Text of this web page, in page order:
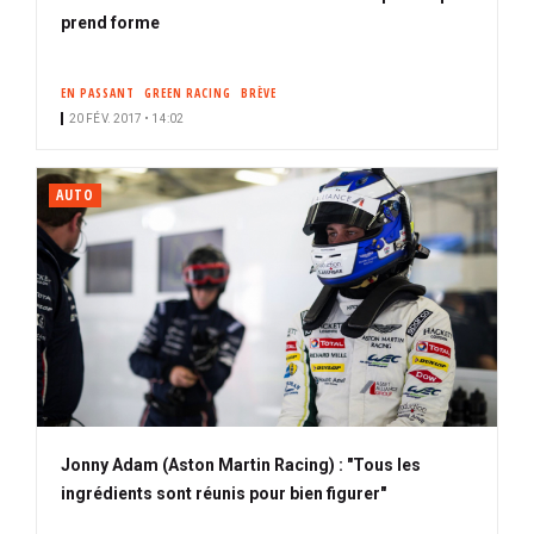
prend forme
EN PASSANT GREEN RACING BRÈVE
20 FÉV. 2017 • 14:02
AUTO
Jonny Adam (Aston Martin Racing) : "Tous les
ingrédients sont réunis pour bien figurer"